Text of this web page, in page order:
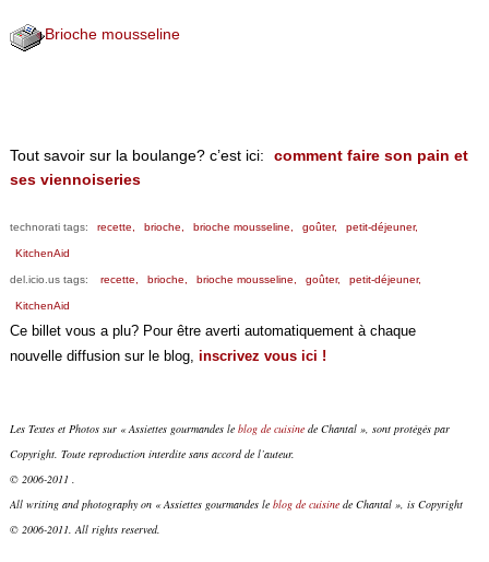
Brioche mousseline
Tout savoir sur la boulange? c’est ici:
comment faire son pain et
ses viennoiseries
technorati tags: recette, brioche, brioche mousseline, goûter, petit-déjeuner,
KitchenAid
del.icio.us tags: recette, brioche, brioche mousseline, goûter, petit-déjeuner,
KitchenAid
Ce billet vous a plu? Pour être averti automatiquement à chaque
nouvelle diffusion sur le blog, inscrivez vous ici !
Les Textes et Photos sur « Assiettes gourmandes le blog de cuisinede Chantal », sont protégés par
Copyright. Toute reproduction interdite sans accord de l’auteur.
© 2006-2011 .
All writing and photography on « Assiettes gourmandes le blog de cuisinede Chantal », is Copyright
© 2006-2011. All rights reserved.